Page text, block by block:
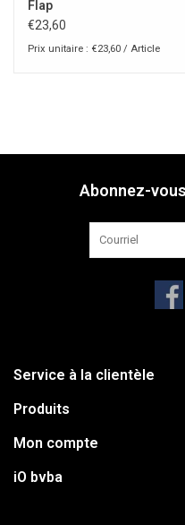
Flap
€23,60
Prix unitaire : €23,60 / Article
Abonnez-
Service à la clientèle
Produits
Mon compte
iO bvba